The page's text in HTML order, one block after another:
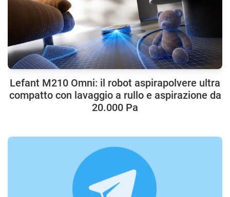
Lefant M210 Omni: il robot aspirapolvere ultra
compatto con lavaggio a rullo e aspirazione da
20.000 Pa